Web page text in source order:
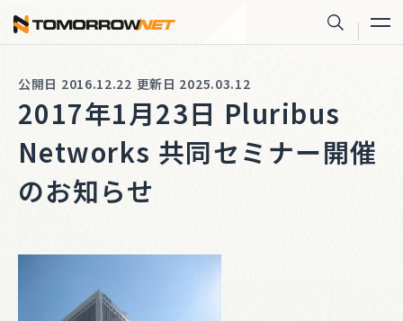
株式会社トゥモロー・ネット
サイト内
公開日 2016.12.22 更新日 2025.03.12
2017年1月23日 Pluribus
Networks 共同セミナー開催
のお知らせ